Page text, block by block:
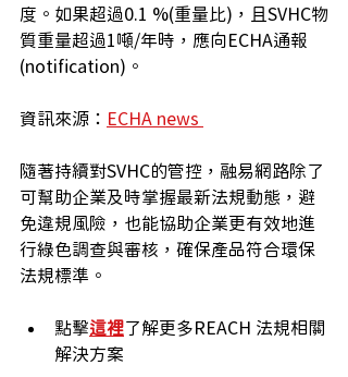
度。如果超過0.1 %(重量比)，且SVHC物
質重量超過1噸/年時，應向ECHA通報
(notification)。
資訊來源： ECHA news
隨著持續對SVHC的管控，融易網路除了
可幫助企業及時掌握最新法規動態，避
免違規風險，也能協助企業更有效地進
行綠色調查與審核，確保產品符合環保
法規標準。
點擊這裡了解更多REACH 法規相關
解決方案